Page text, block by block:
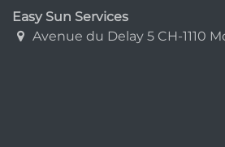
Easy Sun Services
Avenue du Delay 5 CH-1110